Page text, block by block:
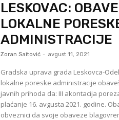
LESKOVAC:
LOКALNE
ADMINISTRACIJE
Zoran Saitović - avgust 11, 2021
Gradska uprava grada Leskovca-
lokalne poreske administracije
javnih prihoda da: III akontacija poreza na imovinudospeva za
plaćanje 16. avgusta 2021. godine. Obaveštavaju se poreski
obveznici da svoje obaveze